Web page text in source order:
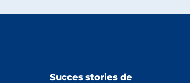
Succes stories de